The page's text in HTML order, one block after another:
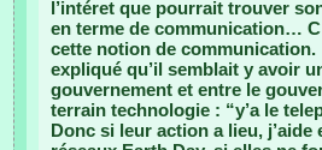
l’intéret que pourrait trouver
en terme de communication…
cette notion de
expliqué qu’il semblait y avoir
gouvernement et entre le
terrain technologie : “y’a le
Donc si leur action a lieu,